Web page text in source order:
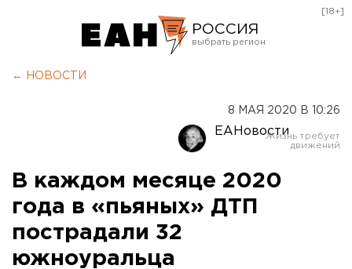
РОССИЯ
Оренбург
[18+]
← НОВОСТИ
8 МАЯ 2020 В 10:26
ЕАНовости
В каждом месяце 2020
года в «пьяных» ДТП
пострадали 32
южноуральца